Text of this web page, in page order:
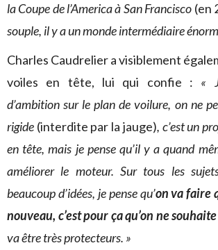
la Coupe de l’America à San Francisco (en
souple, il y a un monde intermédiaire
Charles Caudrelier a visiblement
voiles en tête, lui qui confie : «
d’ambition sur le plan de voilure, on ne
rigide (interdite par la jauge), c’est un
en tête, mais je pense qu’il y a quand
améliorer le moteur. Sur tous les
beaucoup d’idées, je pense qu’on va faire
nouveau, c’est pour ça qu’on ne
va être très protecteurs. »